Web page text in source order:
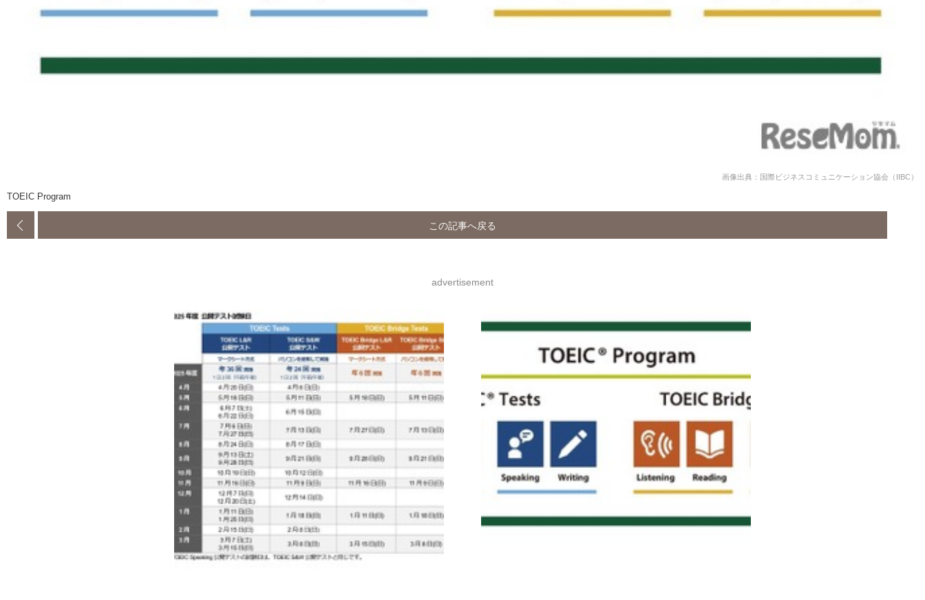
画像出典：国際ビジネスコミュニケーション協会（IIBC）
TOEIC Program
この記事へ戻る
advertisement